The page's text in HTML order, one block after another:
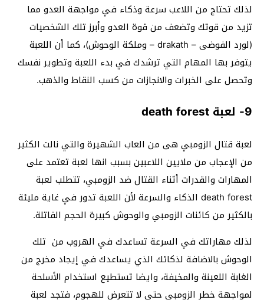
لذلك تحتاج من اللاعب سرعة وذكاء في مواجهة العدو مما
تزيد من قوتك وتضعف من قوة العدو وأبرز تلك الشخصيات
(لورد الفوضى – drakath – وملكة الوحوش)، كما أن اللعبة
يتوفر بها المهام التي ترشدك في بدء اللعبة وتطوير نفسك
وتحصل على الخبرات والانجازات من كسب النقاط والذهب.
9- لعبة death forest
لعبة قتال الزومبي هى من العاب الشهيرة والتي نالت الكثير
من الإعجاب من ملايين اللاعبين بسبب انها لعبة تعتمد على
المهارات والقدرات أثناء القتال ضد الزومبي، تتطلب لعبة
death forest الذكاء والسرعة لأن اللعبة تدور في غاية مليئة
بالكثير من كائنات الزومبي والوحوش كبيرة الحجم القاتلة.
لذلك مهاراتك في السرعة تساعدك في الهروب من تلك
الوحوش بالاضافة لذكائك الذي يساعدك في إيجاد مخرج من
الغابة اللعينة والمخيفة، وايضا تستطيع استخدام الأسلحة
لمواجهة خطر الزومبي حتي لا تتعرض للهجوم، فتجد لعبة